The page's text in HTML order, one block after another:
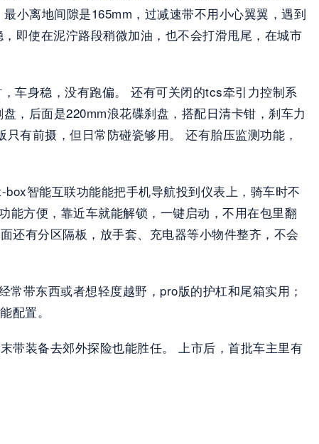
小离地间隙是165mm，过减速带不用小心翼翼，遇到
即使在泥泞路段稍微加油，也不会打滑甩尾，在城市
车身稳，没有跑偏。 还有可关闭的tcs牵引力控制系
，后面是220mm浪花碟刹盘，搭配日清卡钳，刹车力
有前摄，但日常防碰瓷够用。 还有胎压监测功能，
智能互联功能能把手机导航投到仪表上，骑车时不
能方便，靠近车就能解锁，一键启动，不用在包里翻
还有分区隔板，放手套、充电器等小物件整齐，不会
带东西或者想轻度越野，pro版的护杠和尾箱实用；
配置。
带装备去郊外探险也能胜任。 上市后，首批车主里有